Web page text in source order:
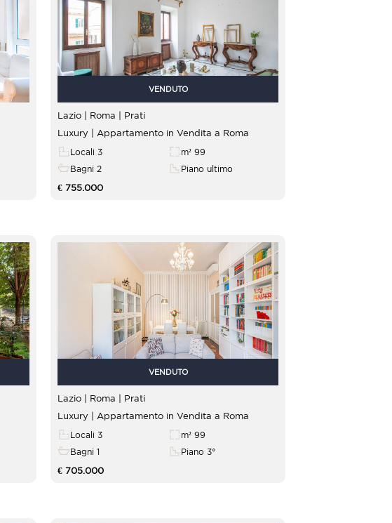
VENDUTO
Prati
Luxury | Appartamento in Vendita a Roma
Locali 3
m² 99
Bagni 2
Piano ultimo
€ 755.000
VENDUTO
Prati
Luxury | Appartamento in Vendita a Roma
Locali 3
m² 99
Bagni 1
Piano 3°
€ 705.000